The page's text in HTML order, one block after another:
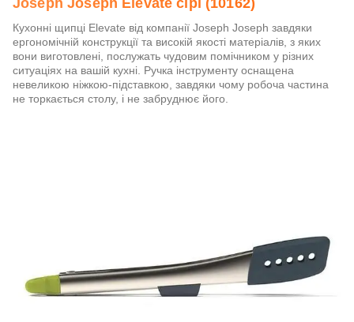
Joseph Joseph Elevate сірі (10162)
Кухонні щипці Elevate від компанії Joseph Joseph завдяки
ергономічній конструкції та високій якості матеріалів, з яких
вони виготовлені, послужать чудовим помічником у різних
ситуаціях на вашій кухні. Ручка інструменту оснащена
невеликою ніжкою-підставкою, завдяки чому робоча частина
не торкається столу, і не забруднює його.